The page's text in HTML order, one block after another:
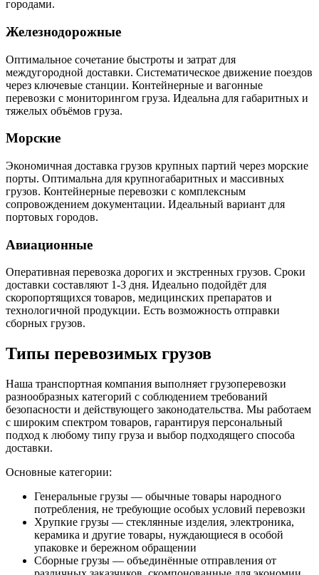
городами.
Железнодорожные
Оптимальное сочетание быстроты и затрат для
междугородной доставки. Систематическое движение поездов
через ключевые станции. Контейнерные и вагонные
перевозки с мониторингом груза. Идеальна для габаритных и
тяжелых объёмов груза.
Морские
Экономичная доставка грузов крупных партий через морские
порты. Оптимальна для крупногабаритных и массивных
грузов. Контейнерные перевозки с комплексным
сопровождением документации. Идеальный вариант для
портовых городов.
Авиационные
Оперативная перевозка дорогих и экстренных грузов. Сроки
доставки составляют 1-3 дня. Идеально подойдёт для
скоропортящихся товаров, медицинских препаратов и
технологичной продукции. Есть возможность отправки
сборных грузов.
Типы перевозимых грузов
Наша транспортная компания выполняет грузоперевозки
разнообразных категорий с соблюдением требований
безопасности и действующего законодательства. Мы работаем
с широким спектром товаров, гарантируя персональный
подход к любому типу груза и выбор подходящего способа
доставки.
Основные категории:
Генеральные грузы — обычные товары народного
потребления, не требующие особых условий перевозки
Хрупкие грузы — стеклянные изделия, электроника,
керамика и другие товары, нуждающиеся в особой
упаковке и бережном обращении
Сборные грузы — объединённые отправления от